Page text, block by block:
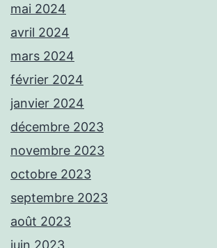
mai 2024
avril 2024
mars 2024
février 2024
janvier 2024
décembre 2023
novembre 2023
octobre 2023
septembre 2023
août 2023
juin 2023